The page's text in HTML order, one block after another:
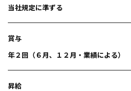
当社規定に準ずる
賞与
年２回（６月、１２月・業績による）
昇給